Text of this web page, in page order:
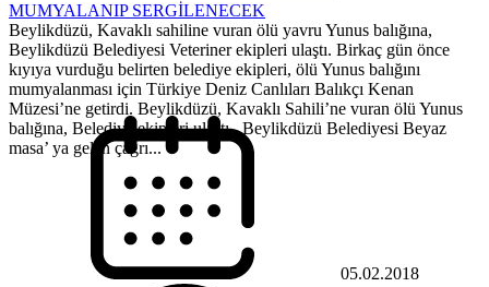
MUMYALANIP SERGİLENECEK
Beylikdüzü, Kavaklı sahiline vuran ölü yavru Yunus balığına,
Beylikdüzü Belediyesi Veteriner ekipleri ulaştı. Birkaç gün önce
kıyıya vurduğu belirten belediye ekipleri, ölü Yunus balığını
mumyalanması için Türkiye Deniz Canlıları Balıkçı Kenan
Müzesi’ne getirdi. Beylikdüzü, Kavaklı Sahili’ne vuran ölü Yunus
balığına, Belediye ekipleri ulaştı. Beylikdüzü Belediyesi Beyaz
masa’ ya gelen çağrı...
05.02.2018